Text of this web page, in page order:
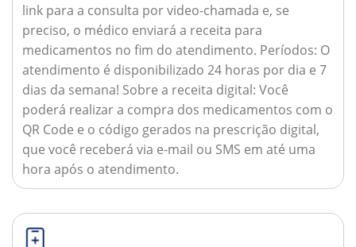
link para a consulta por video-chamada e, se
preciso, o médico enviará a receita para
medicamentos no fim do atendimento. Períodos: O
atendimento é disponibilizado 24 horas por dia e 7
dias da semana! Sobre a receita digital: Você
poderá realizar a compra dos medicamentos com o
QR Code e o código gerados na prescrição digital,
que você receberá via e-mail ou SMS em até uma
hora após o atendimento.